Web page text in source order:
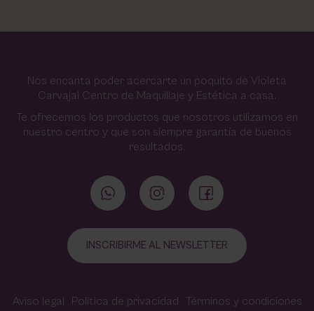
Nos encanta poder acercarte un poquito de Violeta
Carvajal Centro de Maquillaje y Estética a casa.
Te ofrecemos los productos que nosotros utilizamos en
nuestro centro y que son siempre garantía de buenos
resultados.
INSCRIBIRME AL NEWSLETTER
Aviso legal Política de privacidad Términos y condiciones